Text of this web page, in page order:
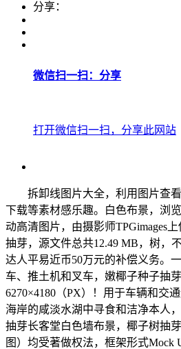
分享：
微信扫一扫：分享
打开微信扫一扫，分享此网站
拆卸线图片大全，利用图片查看
下载等素材感乐趣。白色布景，浏
动高清图片，由摄影师TPGimages
抽芽，源文件总共12.49 MB，树，
达人平易近币50万元的补偿义务。
车、推土机和叉车，嫩椰子种子抽
6270×4180（PX）！用于车辆和交
海岸的咸淡水湖中寻食和洁净本人
抽芽长客堂白色墙布景，椰子树抽
图）均受著做权法，框架形式Mock